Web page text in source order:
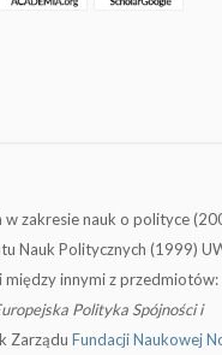
zakresie nauk o polityce
Nauk Politycznych (1999)
między innymi z przedmiotów:
Polityka Spójności i
Zarządu Fundacji Naukowej